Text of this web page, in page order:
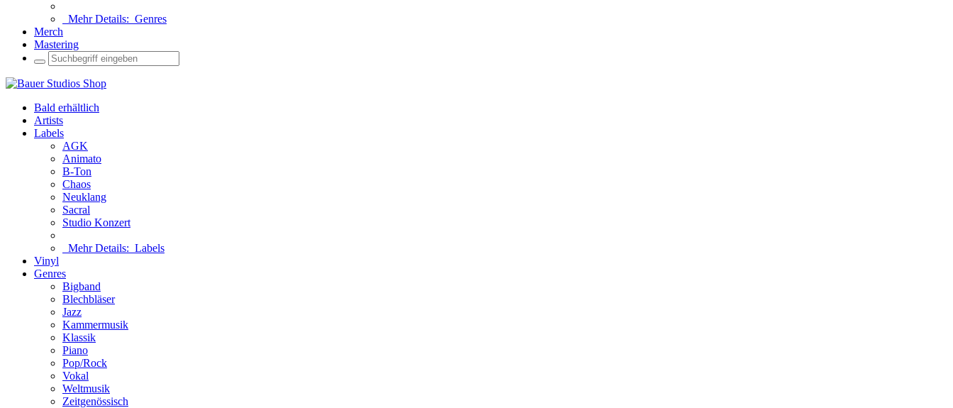
Mehr Details: Genres
Merch
Mastering
Bald erhältlich
Artists
Labels
AGK
Animato
B-Ton
Chaos
Neuklang
Sacral
Studio Konzert
Mehr Details: Labels
Vinyl
Genres
Bigband
Blechbläser
Jazz
Kammermusik
Klassik
Piano
Pop/Rock
Vokal
Weltmusik
Zeitgenössisch